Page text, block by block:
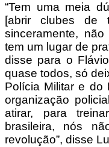
“Tem uma meia
[abrir clubes de
sinceramente,
tem um lugar de
disse para o
quase todos, só
Polícia Militar e do
organização
atirar, para
brasileira, nós
revolução”, disse